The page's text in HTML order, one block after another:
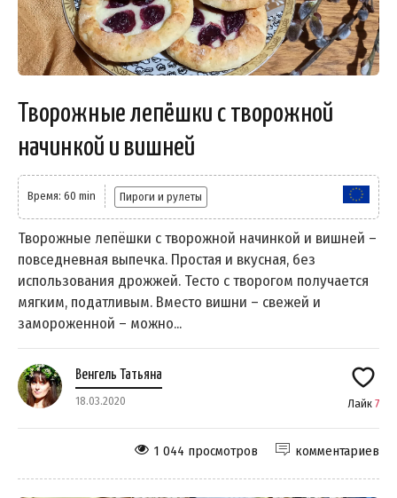
Творожные лепёшки с творожной
начинкой и вишней
Время: 60 min Пироги и рулеты
Творожные лепёшки с творожной начинкой и вишней –
повседневная выпечка. Простая и вкусная, без
использования дрожжей. Тесто с творогом получается
мягким, податливым. Вместо вишни – свежей и
замороженной – можно...
Венгель Татьяна
18.03.2020 Лайк 7
комментариев
1 044 просмотров